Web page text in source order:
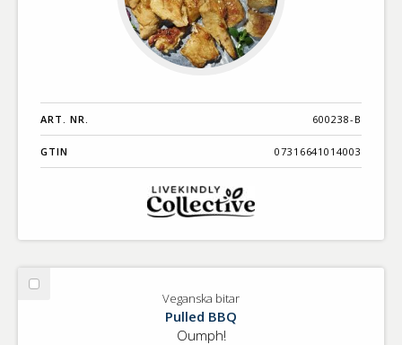
ART. NR. 600238-B
GTIN 07316641014003
Välj
Veganska bitar
Pulled BBQ
Oumph!